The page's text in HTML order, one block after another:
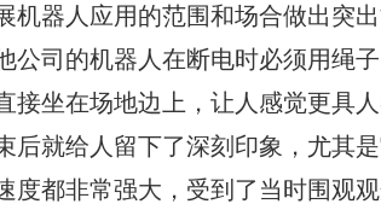
机器人应用的范围和场合做出突
公司的机器人在断电时必须用绳
接坐在场地边上，让人感觉更具
后就给人留下了深刻印象，尤其
度都非常强大，受到了当时围观